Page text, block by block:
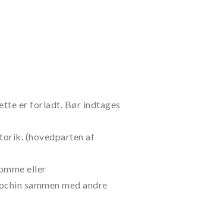
er forladt. Bør indtages
(hovedparten af
eller
sammen med andre